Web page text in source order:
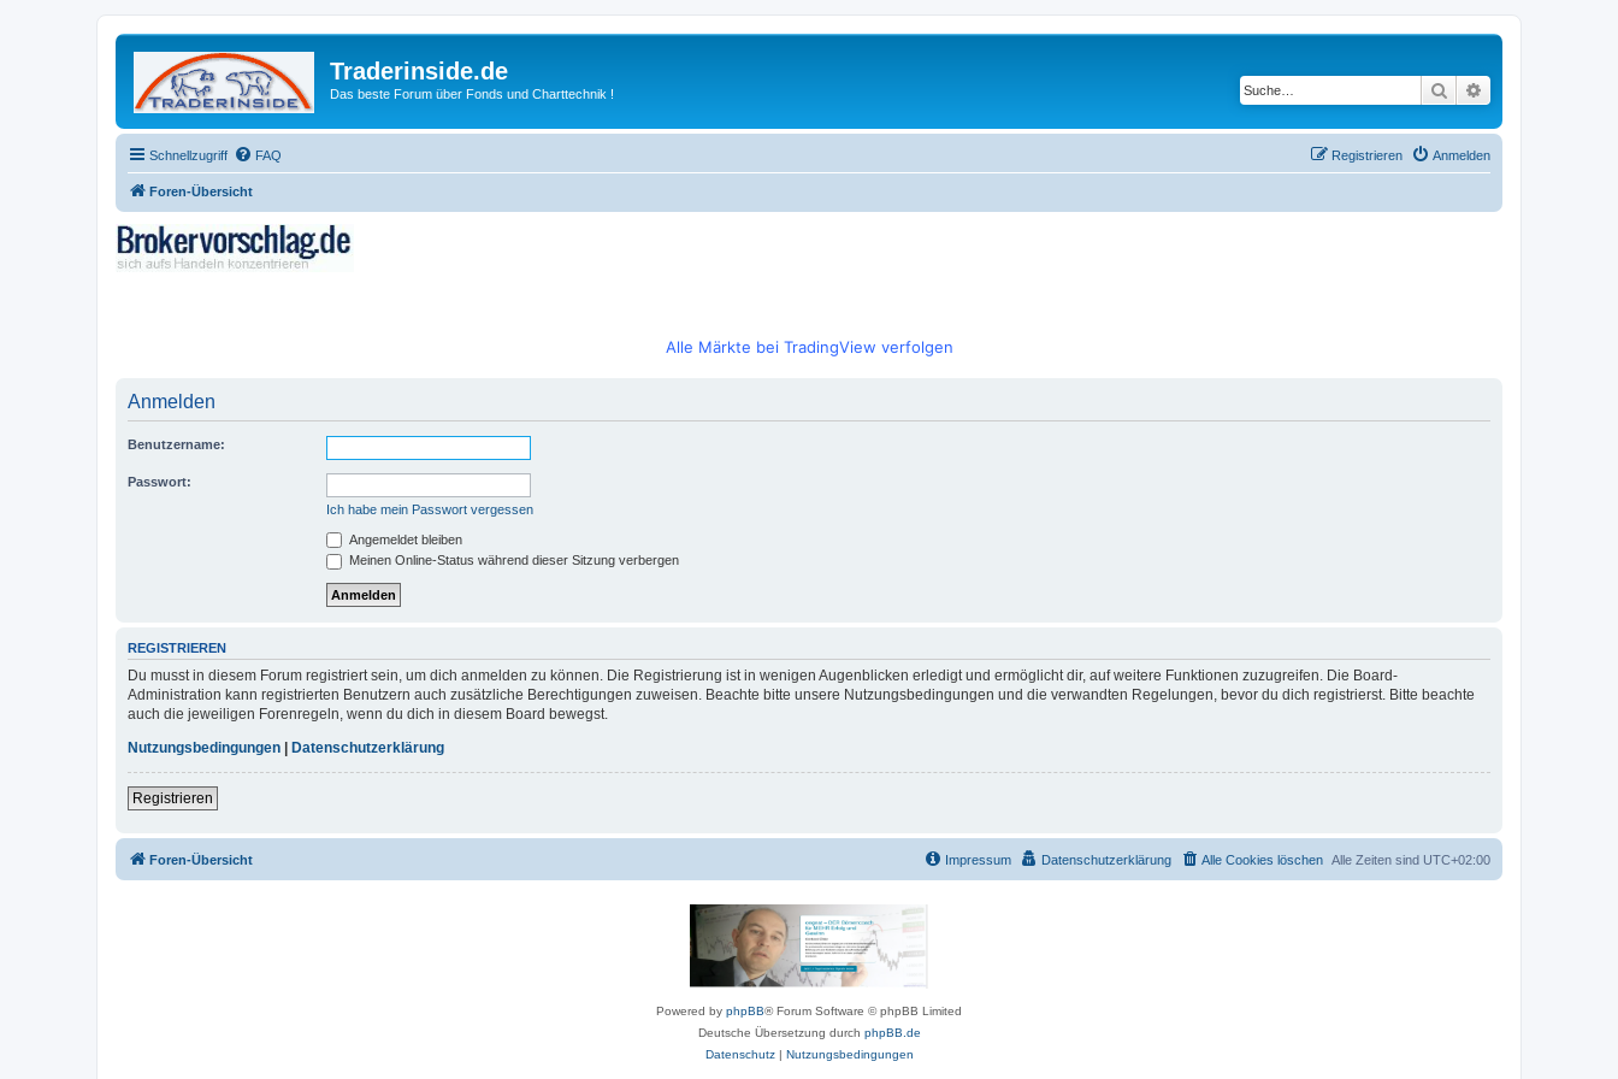
Traderinside.de
Das beste Forum über Fonds und Charttechnik ! Suche
Schnellzugriff FAQ Anmelden
Registrieren
Foren-Übersicht
Alle Märkte bei TradingView verfolgen
Anmelden
Benutzername:
Passwort:
Ich habe mein Passwort vergessen
Angemeldet bleiben
Meinen Online-Status während dieser Sitzung verbergen
REGISTRIEREN
Du musst in diesem Forum registriert sein, um dich anmelden zu können. Die Registrierung ist in wenigen Augenblicken erledigt und ermöglicht dir, auf weitere Funktionen zuzugreifen. Die Board-
Administration kann registrierten Benutzern auch zusätzliche Berechtigungen zuweisen. Beachte bitte unsere Nutzungsbedingungen und die verwandten Regelungen, bevor du dich registrierst. Bitte beachte
auch die jeweiligen Forenregeln, wenn du dich in diesem Board bewegst.
Nutzungsbedingungen
Datenschutzerklärung
Registrieren
Foren-Übersicht Alle Zeiten sind UTC+02:00
Alle Cookies löschen
Datenschutzerklärung
Impressum
Powered by phpBB® Forum Software © phpBB Limited
Deutsche Übersetzung durch phpBB.de
Datenschutz| Nutzungsbedingungen